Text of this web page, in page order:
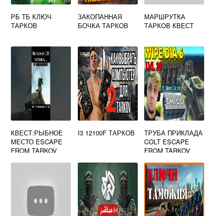
РБ ТБ КЛЮЧ
ТАРКОВ
ЗАКОПАННАЯ
БОЧКА ТАРКОВ
МАРШРУТКА
ТАРКОВ КВЕСТ
КВЕСТ:РЫБНОЕ
МЕСТО ESCAPE
FROM TARKOV
I3 12100F ТАРКОВ
ТРУБА ПРИКЛАДА
COLT ESCAPE
FROM TARKOV